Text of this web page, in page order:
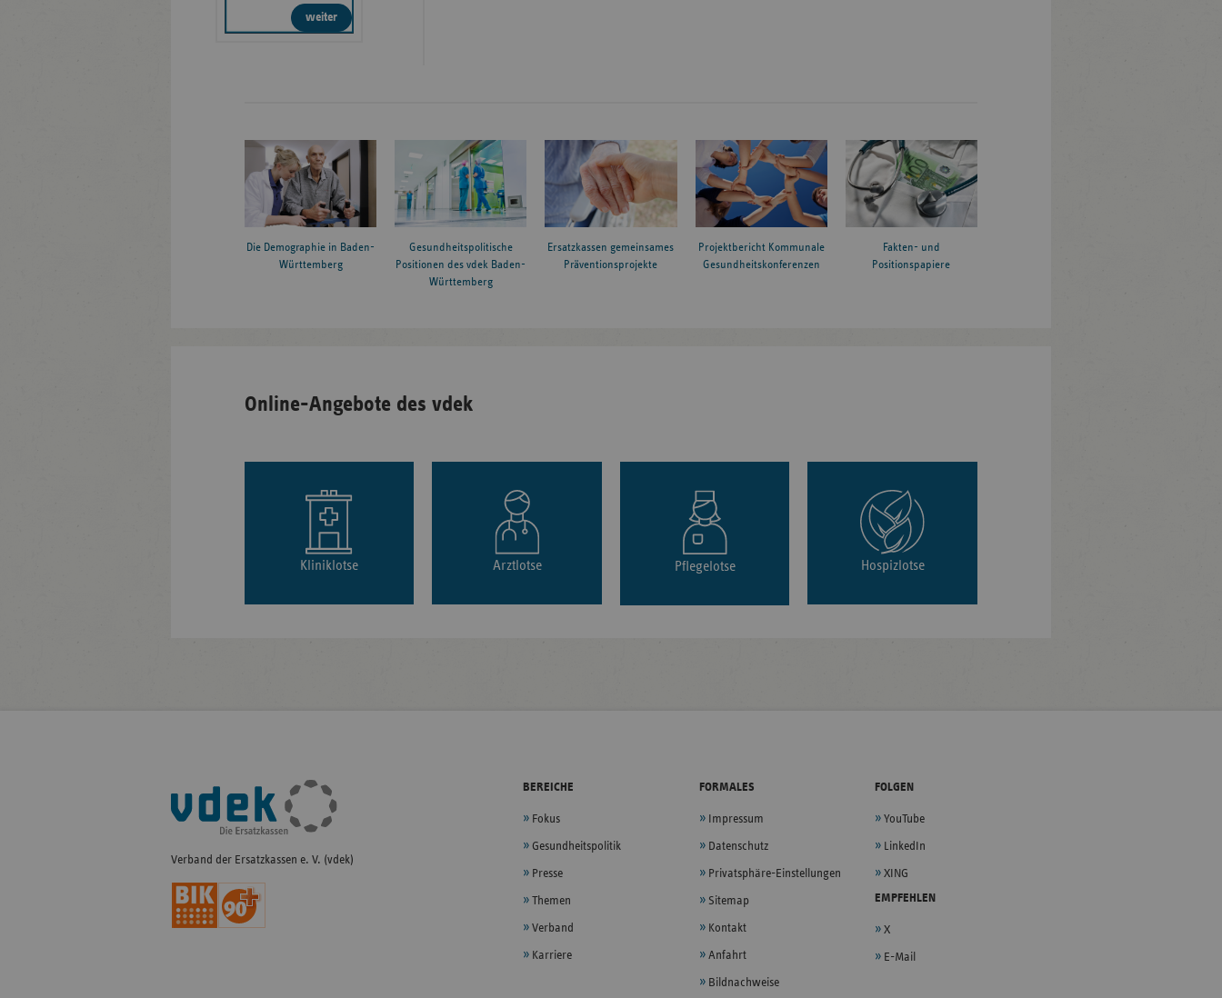
weiter
Die Demographie in Baden-
Württemberg
Gesundheitspolitische
Positionen des vdek Baden-
Württemberg
Ersatzkassen gemeinsames
Präventionsprojekte
Projektbericht Kommunale
Gesundheitskonferenzen
Fakten- und
Positionspapiere
Online-Angebote des vdek
Kliniklotse Arztlotse Pflegelotse Hospizlotse
Fußleisten-
Navigation
Verband der Ersatzkassen e. V. (vdek)
BEREICHE
Fokus
Gesundheitspolitik
Presse
Themen
Verband
Karriere
FORMALES
Impressum
Datenschutz
Privatsphäre-Einstellungen
Sitemap
Kontakt
Anfahrt
Bildnachweise
FOLGEN
YouTube
LinkedIn
XING
EMPFEHLEN
X
E-Mail